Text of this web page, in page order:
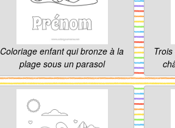
Coloriage enfant qui bronze à la
plage sous un parasol